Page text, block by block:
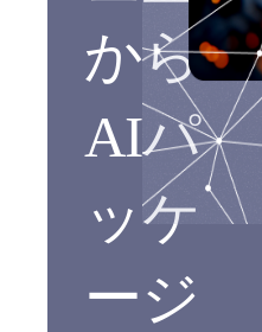
から
AIパ
ッケ
ージ